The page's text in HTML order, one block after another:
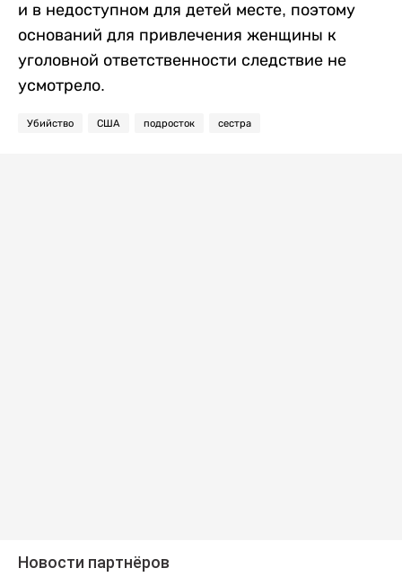
и в недоступном для детей месте, поэтому
оснований для привлечения женщины к
уголовной ответственности следствие не
усмотрело.
Убийство США подросток сестра